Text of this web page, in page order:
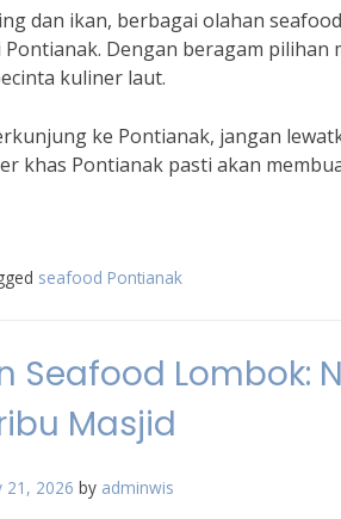
dan ikan, berbagai olahan
Pontianak. Dengan beragam
kuliner laut.
ke Pontianak, jangan
khas Pontianak pasti akan
seafood Pontianak
Seafood Lombok:
Masjid
21, 2026 by adminwis